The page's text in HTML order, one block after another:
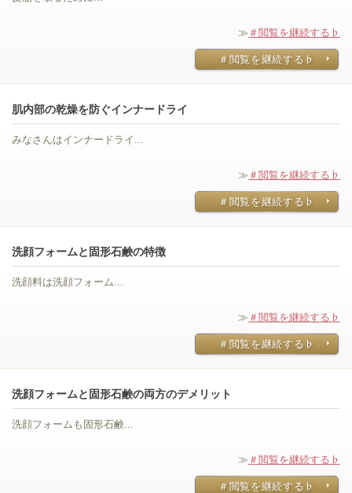
≫ ＃閲覧を継続する♭
＃閲覧を継続する♭
肌内部の乾燥を防ぐインナードライ
みなさんはインナードライ...
≫ ＃閲覧を継続する♭
＃閲覧を継続する♭
洗顔フォームと固形石鹸の特徴
洗顔料は洗顔フォーム...
≫ ＃閲覧を継続する♭
＃閲覧を継続する♭
洗顔フォームと固形石鹸の両方のデメリット
洗顔フォームも固形石鹸...
≫ ＃閲覧を継続する♭
＃閲覧を継続する♭